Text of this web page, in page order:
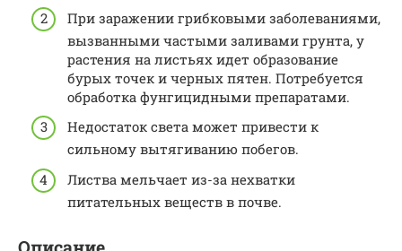
При заражении грибковыми заболеваниями,
вызванными частыми заливами грунта, у
растения на листьях идет образование
бурых точек и черных пятен. Потребуется
обработка фунгицидными препаратами.
Недостаток света может привести к
сильному вытягиванию побегов.
Листва мельчает из-за нехватки
питательных веществ в почве.